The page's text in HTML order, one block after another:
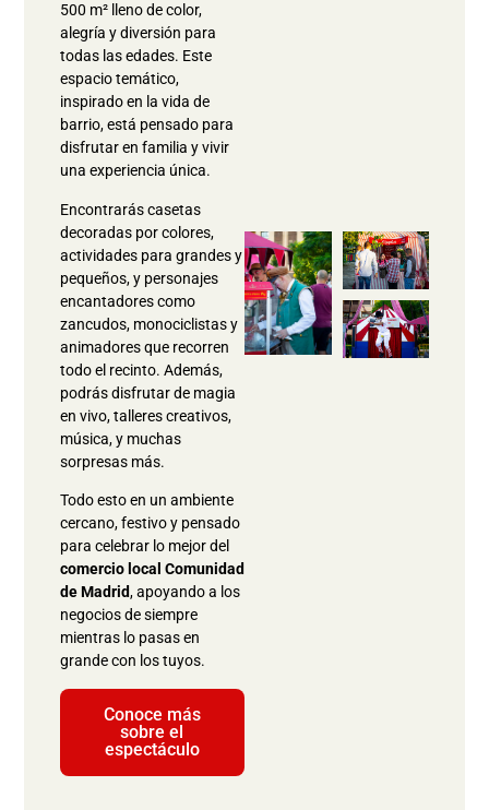
500 m² lleno de color,
alegría y diversión para
todas las edades. Este
espacio temático,
inspirado en la vida de
barrio, está pensado para
disfrutar en familia y vivir
una experiencia única.
Encontrarás casetas
decoradas por colores,
actividades para grandes y
pequeños, y personajes
encantadores como
zancudos, monociclistas y
animadores que recorren
todo el recinto. Además,
podrás disfrutar de magia
en vivo, talleres creativos,
música, y muchas
sorpresas más.
Todo esto en un ambiente
cercano, festivo y pensado
para celebrar lo mejor del
comercio local Comunidad
de Madrid, apoyando a los
negocios de siempre
mientras lo pasas en
grande con los tuyos.
Conoce más
sobre el
espectáculo